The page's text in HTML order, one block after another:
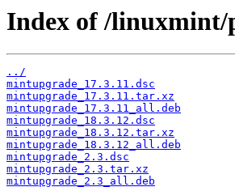
Index of /
../
mintupgrade_17.3.11.dsc
mintupgrade_17.3.11.tar.xz
mintupgrade_17.3.11_all.deb
mintupgrade_18.3.12.dsc
mintupgrade_18.3.12.tar.xz
mintupgrade_18.3.12_all.deb
mintupgrade_2.3.dsc
mintupgrade_2.3.tar.xz
mintupgrade_2.3_all.deb